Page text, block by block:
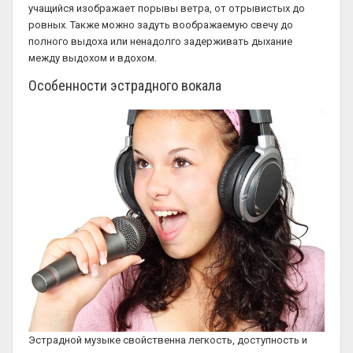
учащийся изображает порывы ветра, от отрывистых до
ровных. Также можно задуть воображаемую свечу до
полного выдоха или ненадолго задерживать дыхание
между выдохом и вдохом.
Особенности эстрадного вокала
Эстрадной музыке свойственна легкость, доступность и